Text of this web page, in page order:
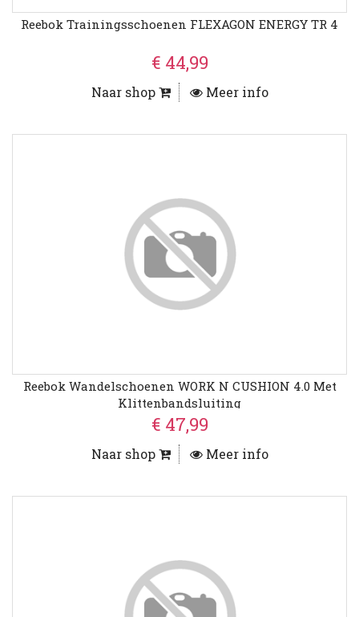
Reebok Trainingsschoenen FLEXAGON ENERGY TR 4
€ 44,99
Naar shop Meer info
Reebok Wandelschoenen WORK N CUSHION 4.0 Met
Klittenbandsluiting
€ 47,99
Naar shop Meer info